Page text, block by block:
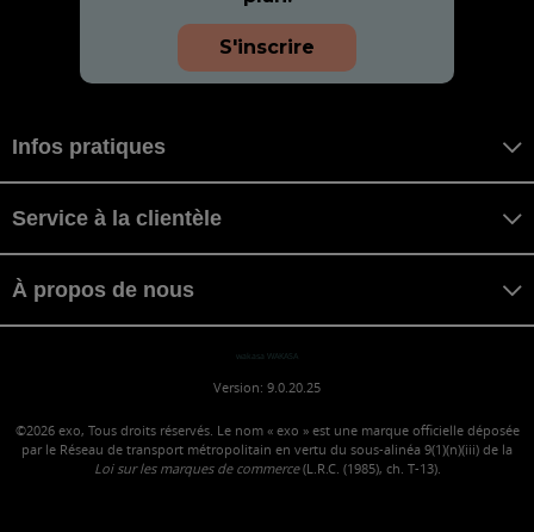
S'inscrire
Infos pratiques
Service à la clientèle
À propos de nous
wakasa WAKASA
Version: 9.0.20.25
©2026 exo, Tous droits réservés. Le nom « exo » est une marque officielle déposée
par le Réseau de transport métropolitain en vertu du sous-alinéa 9(1)(n)(iii) de la
Loi sur les marques de commerce(L.R.C. (1985), ch. T-13).